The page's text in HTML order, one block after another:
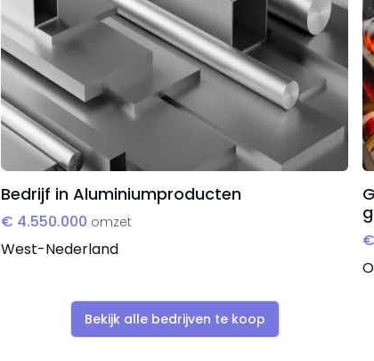
Bedrijf in Aluminiumproducten
€ 4.550.000 omzet
West-Nederland
Bekijk alle bedrijven te koop